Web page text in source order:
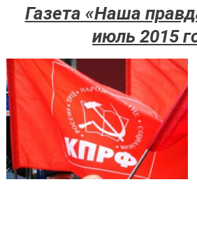
Газета «Наша
июль 2015